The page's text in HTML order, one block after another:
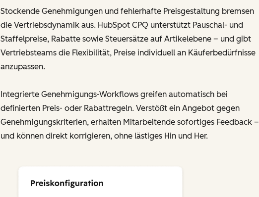
Stockende Genehmigungen und fehlerhafte Preisgestaltung bremsen
die Vertriebsdynamik aus. HubSpot CPQ unterstützt Pauschal- und
Staffelpreise, Rabatte sowie Steuersätze auf Artikelebene – und gibt
Vertriebsteams die Flexibilität, Preise individuell an Käuferbedürfnisse
anzupassen.
Integrierte Genehmigungs-Workflows greifen automatisch bei
definierten Preis- oder Rabattregeln. Verstößt ein Angebot gegen
Genehmigungskriterien, erhalten Mitarbeitende sofortiges Feedback –
und können direkt korrigieren, ohne lästiges Hin und Her.